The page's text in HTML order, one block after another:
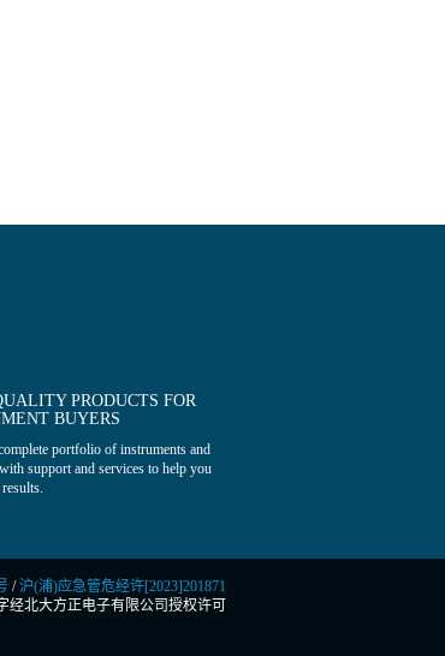
PRODUCTS FOR
BUYERS
portfolio of instruments and
support and services to help you
/沪(浦)应急管危经许[2023]201871
经北大方正电子有限公司授权许可